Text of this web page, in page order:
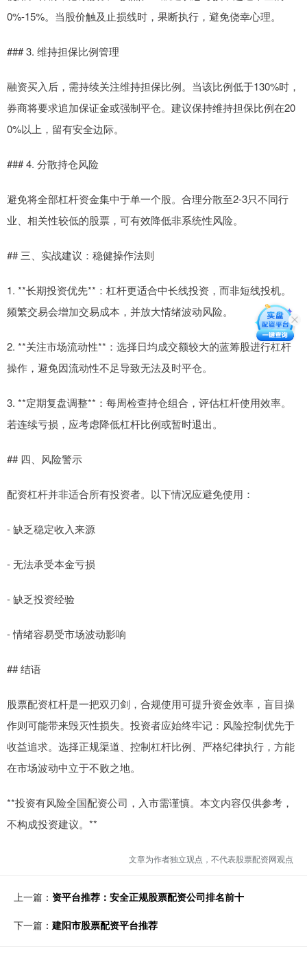
0%-15%。当股价触及止损线时，果断执行，避免侥幸心理。
### 3. 维持担保比例管理
融资买入后，需持续关注维持担保比例。当该比例低于130%时，
券商将要求追加保证金或强制平仓。建议保持维持担保比例在20
0%以上，留有安全边际。
### 4. 分散持仓风险
避免将全部杠杆资金集中于单一个股。合理分散至2-3只不同行
业、相关性较低的股票，可有效降低非系统性风险。
## 三、实战建议：稳健操作法则
1. **长期投资优先**：杠杆更适合中长线投资，而非短线投机。
频繁交易会增加交易成本，并放大情绪波动风险。
2. **关注市场流动性**：选择日均成交额较大的蓝筹股进行杠杆
操作，避免因流动性不足导致无法及时平仓。
3. **定期复盘调整**：每周检查持仓组合，评估杠杆使用效率。
若连续亏损，应考虑降低杠杆比例或暂时退出。
## 四、风险警示
配资杠杆并非适合所有投资者。以下情况应避免使用：
- 缺乏稳定收入来源
- 无法承受本金亏损
- 缺乏投资经验
- 情绪容易受市场波动影响
## 结语
股票配资杠杆是一把双刃剑，合规使用可提升资金效率，盲目操
作则可能带来毁灭性损失。投资者应始终牢记：风险控制优先于
收益追求。选择正规渠道、控制杠杆比例、严格纪律执行，方能
在市场波动中立于不败之地。
**投资有风险全国配资公司，入市需谨慎。本文内容仅供参考，
不构成投资建议。**
文章为作者独立观点，不代表股票配资网观点
上一篇： 资平台推荐：安全正规股票配资公司排名前十
下一篇： 建阳市股票配资平台推荐